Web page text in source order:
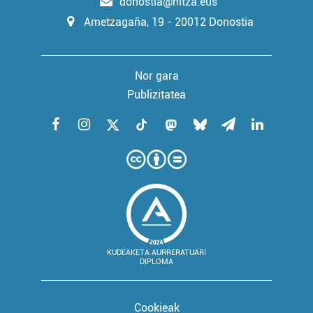
Ametzagaña, 19 - 20012 Donostia
Nor gara
Publizitatea
KUDEAKETA AURRERATUARI
DIPLOMA
Cookieak